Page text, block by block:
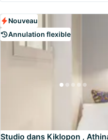
Nouveau
Annulation flexible
Studio dans Kiklopon ,